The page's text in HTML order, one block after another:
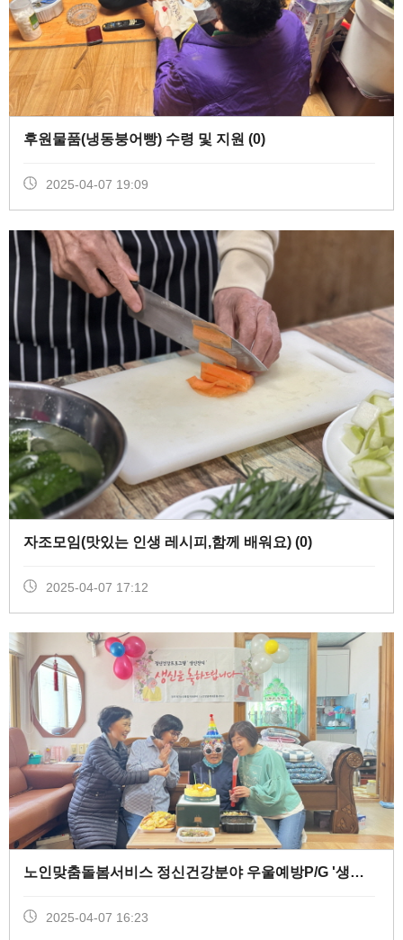
후원물품(냉동붕어빵) 수령 및 지원 (0)
2025-04-07 19:09
자조모임(맛있는 인생 레시피,함께 배워요) (0)
2025-04-07 17:12
노인맞춤돌봄서비스 정신건강분야 우울예방P/G '생신잔치' (
2025-04-07 16:23